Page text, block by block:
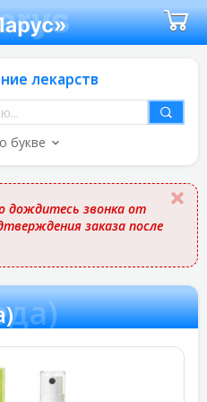
лекарств
букве
дождитесь звонка от
заказа после